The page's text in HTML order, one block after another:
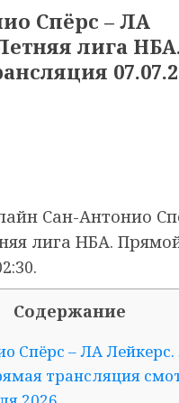
Спёрс – ЛА
лига
Сан-Антонио
лига НБА.
Содержание
Спёрс – ЛА
трансляция